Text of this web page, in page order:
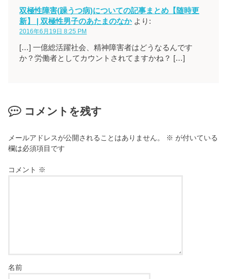
双極性障害(躁うつ病)についての記事まとめ【随時更
新】 | 双極性男子のあたまのなか より:
2016年6月19日 8:25 PM
[…] 一億総活躍社会、精神障害者はどうなるんです
か？労働者としてカウントされてますかね？ […]
コメントを残す
メールアドレスが公開されることはありません。 ※ が付いている
欄は必須項目です
コメント ※
名前